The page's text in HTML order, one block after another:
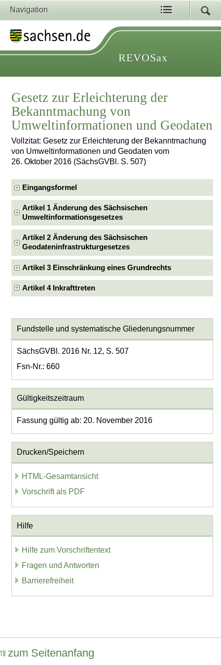
Navigation
REVOSax
Gesetz zur Erleichterung der
Bekanntmachung von
Umweltinformationen und Geodaten
Vollzitat: Gesetz zur Erleichterung der Bekanntmachung
von Umweltinformationen und Geodaten vom
26. Oktober 2016 (SächsGVBl. S. 507)
Eingangsformel
Artikel 1 Änderung des Sächsischen
Umweltinformationsgesetzes
Artikel 2 Änderung des Sächsischen
Geodateninfrastrukturgesetzes
Artikel 3 Einschränkung eines Grundrechts
Artikel 4 Inkrafttreten
Fundstelle und systematische Gliederungsnummer
SächsGVBl. 2016 Nr. 12, S. 507
Fsn-Nr.: 660
Gültigkeitszeitraum
Fassung gültig ab: 20. November 2016
Drucken/Speichern
HTML-Gesamtansicht
Vorschrift als PDF
Hilfe
Hilfe zum Vorschriftentext
Fragen und Antworten
Barrierefreiheit
zum Seitenanfang